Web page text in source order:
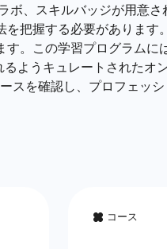
ボ、スキルバッジが用意
把握する必要がありま
。この学習プログラム
ようキュレートされた
スを確認し、プロフェッ